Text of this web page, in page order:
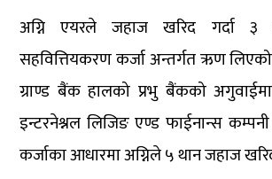
अग्नि एयरले जहाज खरिद गर्दा ३
सहवित्तियकरण कर्जा अन्तर्गत ऋण
ग्राण्ड बैंक हालको प्रभु बैंकको
इन्टरनेश्नल लिजिङ एण्ड फाईनान्स
कर्जाका आधारमा अग्निले ५ थान जहाज